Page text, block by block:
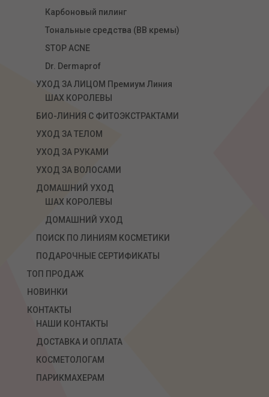
Карбоновый пилинг
Тональные средства (ВВ кремы)
STOP ACNE
Dr. Dermaprof
УХОД ЗА ЛИЦОМ Премиум Линия
ШАХ КОРОЛЕВЫ
БИО-ЛИНИЯ С ФИТОЭКСТРАКТАМИ
УХОД ЗА ТЕЛОМ
УХОД ЗА РУКАМИ
УХОД ЗА ВОЛОСАМИ
ДОМАШНИЙ УХОД
ШАХ КОРОЛЕВЫ
ДОМАШНИЙ УХОД
ПОИСК ПО ЛИНИЯМ КОСМЕТИКИ
ПОДАРОЧНЫЕ СЕРТИФИКАТЫ
ТОП ПРОДАЖ
НОВИНКИ
КОНТАКТЫ
НАШИ КОНТАКТЫ
ДОСТАВКА И ОПЛАТА
КОСМЕТОЛОГАМ
ПАРИКМАХЕРАМ